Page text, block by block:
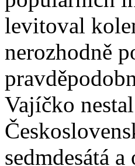
levitoval
nerozhodně
Vajíčko
sedmdesátá